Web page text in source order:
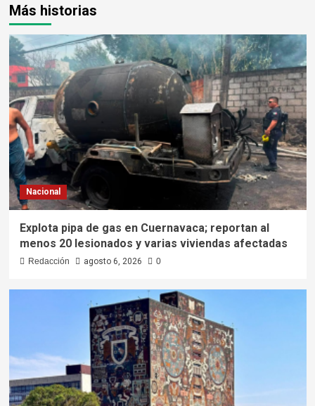
Más historias
Nacional
Explota pipa de gas en Cuernavaca; reportan al
menos 20 lesionados y varias viviendas afectadas
Redacción agosto 6, 2026 0